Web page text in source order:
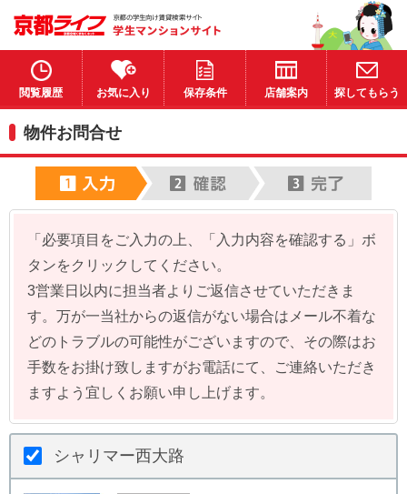
閲覧履歴 お気に入り 保存条件 店舗案内 探してもらう
物件お問合せ
「必要項目をご入力の上、「入力内容を確認する」ボ
タンをクリックしてください。
3営業日以内に担当者よりご返信させていただきま
す。万が一当社からの返信がない場合はメール不着な
どのトラブルの可能性がございますので、その際はお
手数をお掛け致しますがお電話にて、ご連絡いただき
ますよう宜しくお願い申し上げます。
シャリマー西大路